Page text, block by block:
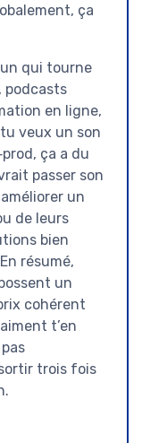
ça
qui tourne
podcasts
en ligne,
veux un son
ça a du
passer son
un
de leurs
bien
résumé,
un
cohérent
t’en
trois fois